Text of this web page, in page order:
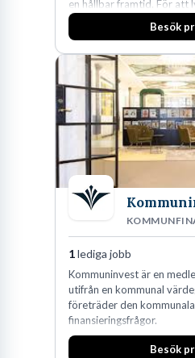
en hållbar framtid. För att
fler medarbetare som vill
Besök
1lediga jobb
Kommuninvest är en
utifrån en kommunal
företräder den
finansieringsfrågor.
Besök